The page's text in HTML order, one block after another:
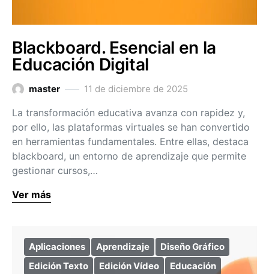
Blackboard. Esencial en la
Educación Digital
master 11 de diciembre de 2025
La transformación educativa avanza con rapidez y,
por ello, las plataformas virtuales se han convertido
en herramientas fundamentales. Entre ellas, destaca
blackboard, un entorno de aprendizaje que permite
gestionar cursos,…
Ver más
Aplicaciones Aprendizaje
Diseño Gráfico
Edición Texto
Edición Vídeo
Educación